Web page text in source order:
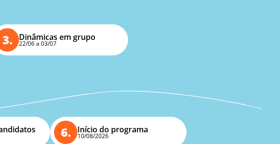
3. Dinâmicas em grupo
22/06 a 03/07
6. Início do programa
10/08/2026